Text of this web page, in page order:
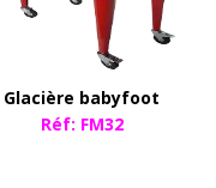
Glacière babyfoot
Réf: FM32